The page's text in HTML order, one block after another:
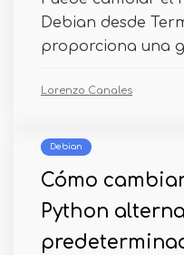
Debian desde
proporciona una
Lorenzo Canales
Debian
Cómo
Python